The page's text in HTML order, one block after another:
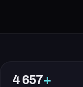
4 657+